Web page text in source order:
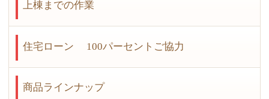
上棟までの作業
住宅ローン 100パーセントご協力
商品ラインナップ